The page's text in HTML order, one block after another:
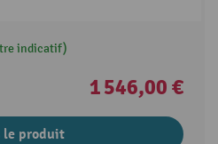
indicatif)
1 546,00 €
le produit